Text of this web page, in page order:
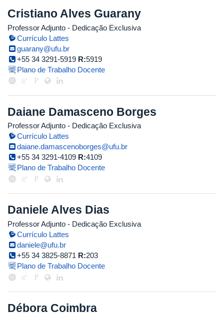
Cristiano Alves Guarany
Professor Adjunto - Dedicação Exclusiva
Currículo Lattes
guarany@ufu.br
+55 34 3291-5919 R:5919
Plano de Trabalho Docente
Daiane Damasceno Borges
Professor Adjunto - Dedicação Exclusiva
Currículo Lattes
daiane.damascenoborges@ufu.br
+55 34 3291-4109 R:4109
Plano de Trabalho Docente
Daniele Alves Dias
Professor Adjunto - Dedicação Exclusiva
Currículo Lattes
daniele@ufu.br
+55 34 3825-8871 R:203
Plano de Trabalho Docente
Débora Coimbra